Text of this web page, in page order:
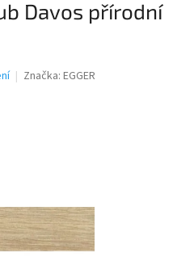
Davos přírodní
Značka: EGGER